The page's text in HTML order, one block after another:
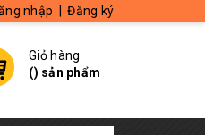
nhập Đăng ký
Giỏ hàng
() sản phẩm